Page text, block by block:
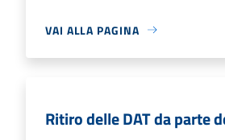
VAI ALLA PAGINA
Ritiro delle DAT da parte